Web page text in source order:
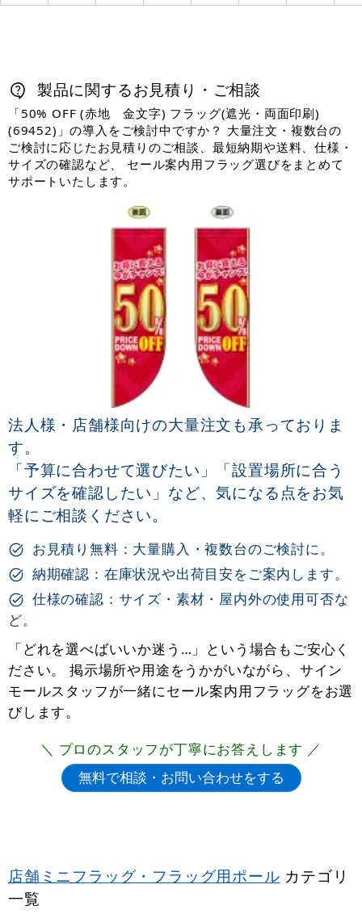
製品に関するお見積り・ご相談
「50% OFF (赤地 金文字) フラッグ(遮光・両面印刷)
(69452)」の導入をご検討中ですか？ 大量注文・複数台の
ご検討に応じたお見積りのご相談、最短納期や送料、仕様・
サイズの確認など、 セール案内用フラッグ選びをまとめて
サポートいたします。
法人様・店舗様向けの大量注文も承っておりま
す。
「予算に合わせて選びたい」「設置場所に合う
サイズを確認したい」など、気になる点をお気
軽にご相談ください。
お見積り無料：大量購入・複数台のご検討に。
納期確認：在庫状況や出荷目安をご案内します。
仕様の確認：サイズ・素材・屋内外の使用可否な
ど。
「どれを選べばいいか迷う…」という場合もご安心く
ださい。 掲示場所や用途をうかがいながら、サイン
モールスタッフが一緒にセール案内用フラッグをお選
びします。
＼ プロのスタッフが丁寧にお答えします ／
店舗ミニフラッグ・フラッグ用ポール カテゴリ
一覧